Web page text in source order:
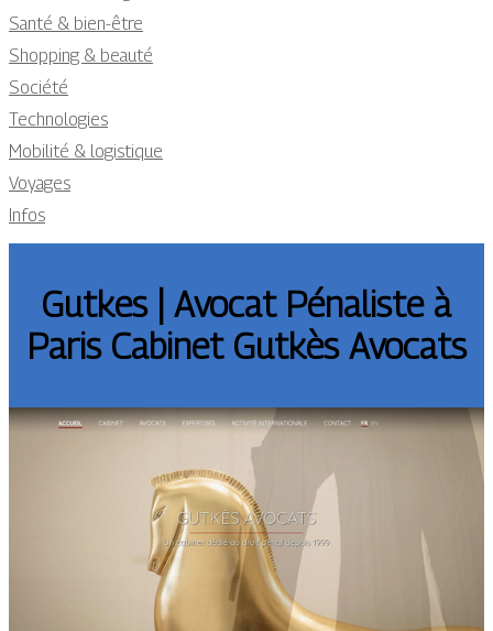
Santé & bien-être
Shopping & beauté
Société
Technologies
Mobilité & logistique
Voyages
Infos
Gutkes | Avocat Pénaliste à
Paris Cabinet Gutkès Avocats